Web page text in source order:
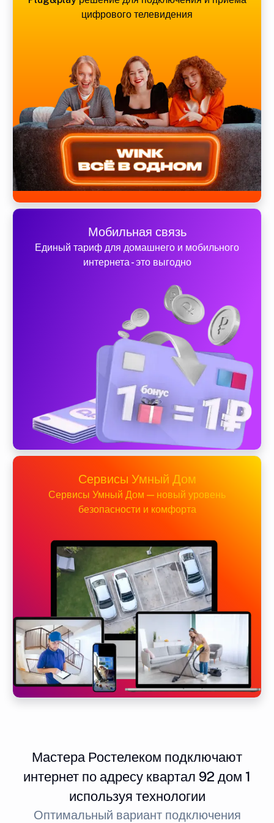
цифрового телевидения
Мобильная связь
Единый тариф для домашнего и мобильного
интернета - это выгодно
Сервисы Умный Дом
Сервисы Умный Дом — новый уровень
безопасности и комфорта
Мастера Ростелеком подключают
интернет по адресу квартал 92 дом 1
используя технологии
Оптимальный вариант подключения